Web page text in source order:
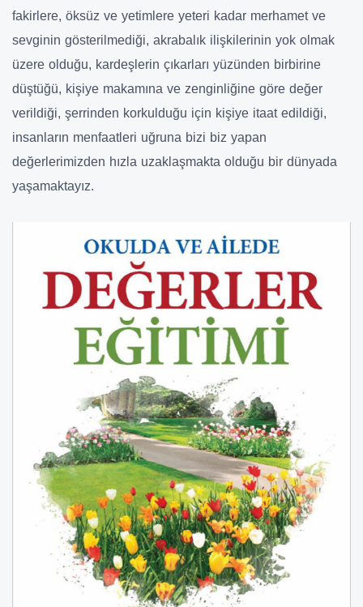
fakirlere, öksüz ve yetimlere yeteri kadar merhamet ve
sevginin gösterilmediği, akrabalık ilişkilerinin yok olmak
üzere olduğu, kardeşlerin çıkarları yüzünden birbirine
düştüğü, kişiye makamına ve zenginliğine göre değer
verildiği, şerrinden korkulduğu için kişiye itaat edildiği,
insanların menfaatleri uğruna bizi biz yapan
değerlerimizden hızla uzaklaşmakta olduğu bir dünyada
yaşamaktayız.